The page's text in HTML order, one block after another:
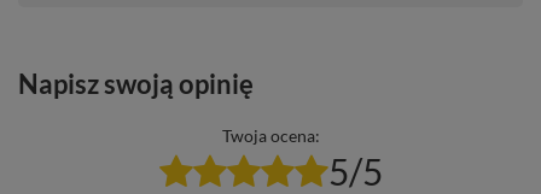
Napisz swoją opinię
Twoja ocena:
5/5